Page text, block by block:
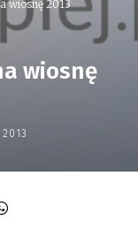
wiosnę 2013
wiosnę
2013